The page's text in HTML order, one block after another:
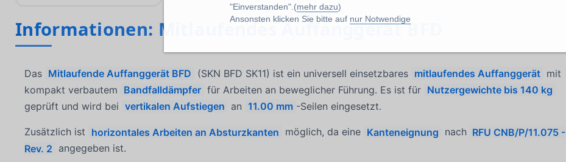
"Einverstanden".(mehr dazu)
Ansonsten klicken Sie bitte auf nur Notwendige
Informationen: Mitlaufendes Auffanggerät BFD
Das Mitlaufende Auffanggerät BFD (SKN BFD SK11) ist ein universell einsetzbares mitlaufendes Auffanggerät mit
kompakt verbautem Bandfalldämpfer für Arbeiten an beweglicher Führung. Es ist für Nutzergewichte bis 140 kg
geprüft und wird bei vertikalen Aufstiegen an 11.00 mm -Seilen eingesetzt.
Zusätzlich ist horizontales Arbeiten an Absturzkanten möglich, da eine Kanteneignung nach RFU CNB/P/11.075 -
Rev. 2 angegeben ist.